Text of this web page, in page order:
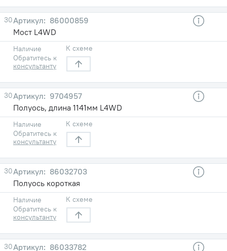
30
86000859
Мост L4WD
Наличие
Обратитесь к
консультанту
К схеме
30
9704957
Полуось, длина 1141мм L4WD
Наличие
Обратитесь к
консультанту
К схеме
30
86032703
Полуось короткая
Наличие
Обратитесь к
консультанту
К схеме
30
86033782